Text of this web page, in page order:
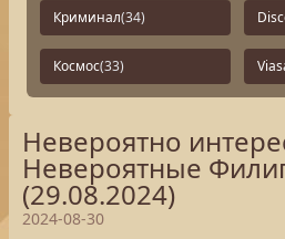
Криминал(34)
Космос(33)
Невероятно
Невероятные
(29.08.2024)
2024-08-30